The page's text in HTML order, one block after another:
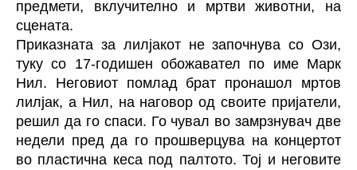
предмети, вклучително и мртви животни, на
сцената.
Приказната за лилјакот не започнува со Ози,
туку со 17-годишен обожавател по име Марк
Нил. Неговиот помлад брат пронашол мртов
лилјак, а Нил, на наговор од своите пријатели,
решил да го спаси. Го чувал во замрзнувач две
недели пред да го прошверцува на концертот
во пластична кеса под палтото. Тој и неговите